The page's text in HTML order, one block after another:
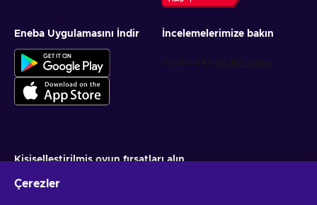
Eneba Uygulamasını İndir İncelemelerimize bakın
Kişiselleştirilmiş oyun fırsatları alın
Çerezler